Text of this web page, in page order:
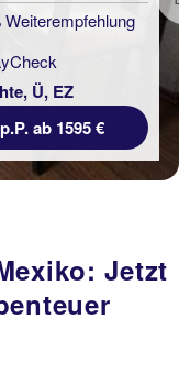
Weiterempfehlung
Ü, EZ
p.P. ab 1595 €
Jetzt